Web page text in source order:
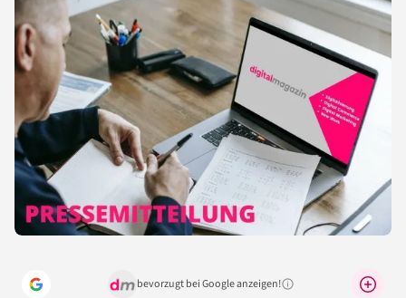
bevorzugt bei Google anzeigen!Warum lohnt sich das?